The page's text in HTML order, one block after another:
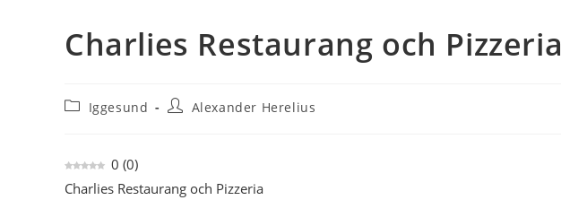
Charlies Restaurang och Pizzeria
Inläggskategori:
Iggesund Inläggsförfattare:
Alexander Herelius
0 (0)
Charlies Restaurang och Pizzeria